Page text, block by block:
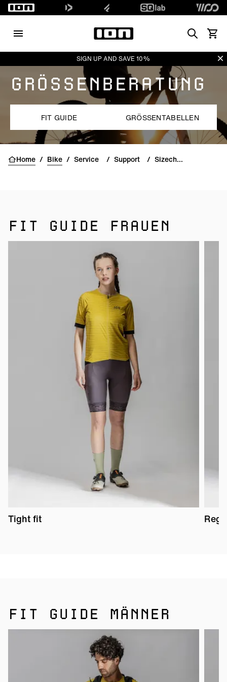
Search
SIGN UP AND SAVE 10%
GRÖSSENBERATUNG
FIT GUIDE GRÖSSENTABELLEN
Home / Bike / Service / Support / Sizecharts
FIT GUIDE FRAUEN
Tight fit
FIT GUIDE MÄNNER